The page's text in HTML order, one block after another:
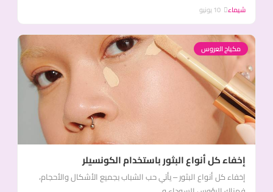
شيماء
مكياج العروس
إخفاء كل أنواع البثور باستخدام الكونسيلر
إخفاء كل أنواع البثور – يأتي حب الشباب بجميع الأشكال والأحجام،